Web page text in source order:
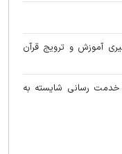
آموزش و ترویج قرآن
خدمت رسانی شایسته به